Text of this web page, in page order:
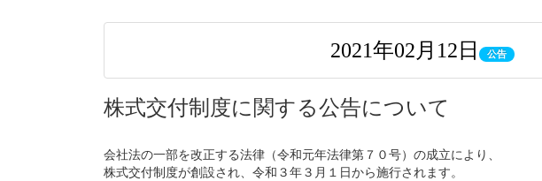
2021年02月12日 公告
株式交付制度に関する公告について
会社法の一部を改正する法律（令和元年法律第７０号）の成立により、
株式交付制度が創設され、令和３年３月１日から施行されます。